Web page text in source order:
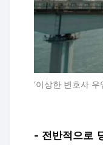
‘이상한 변호사
- 전반적으로